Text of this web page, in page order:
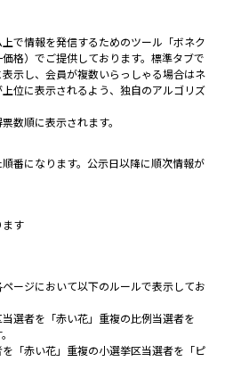
で情報を発信するためのツール「ボネク
格）でご提供しております。標準タブで
示し、会員が複数いらっしゃる場合はネ
位に表示されるよう、独自のアルゴリズ
数順に表示されます。
番になります。公示日以降に順次情報が
ます
ージにおいて以下のルールで表示してお
当選者を「赤い花」重複の比例当選者を
を「赤い花」重複の小選挙区当選者を「ピ